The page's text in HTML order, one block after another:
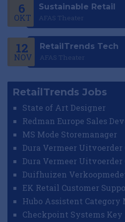
6
OKT
Sustainable Retail
AFAS Theater
12
NOV
RetailTrends Tech
AFAS Theater
RetailTrends Jobs
State of Art Designer
Redman Europe Sales
MS Mode Storemanager
Dura Vermeer
Dura Vermeer
Duifhuizen
EK Retail Customer
Hubo Assistent Category